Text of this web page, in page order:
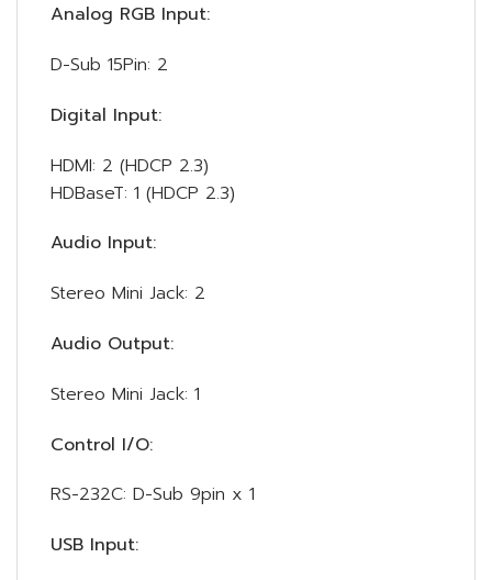
Analog RGB Input:
D-Sub 15Pin: 2
Digital Input:
HDMI: 2 (HDCP 2.3)
HDBaseT: 1 (HDCP 2.3)
Audio Input:
Stereo Mini Jack: 2
Audio Output:
Stereo Mini Jack: 1
Control I/O:
RS-232C: D-Sub 9pin x 1
USB Input: